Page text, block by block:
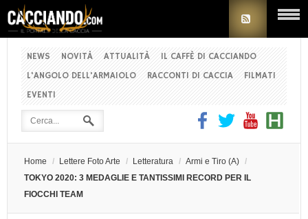
NEWS NOVITÀ ATTUALITÀ
IL CAFFÈ DI CACCIANDO
L'ANGOLO DELL'ARMAIOLO
RACCONTI DI CACCIA
FILMATI
EVENTI
Home / Lettere Foto Arte / Letteratura / Armi e Tiro (A) /
TOKYO 2020: 3 MEDAGLIE E TANTISSIMI RECORD PER IL
FIOCCHI TEAM